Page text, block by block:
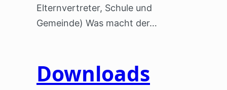
Elternvertreter, Schule und
Gemeinde) Was macht der…
Downloads